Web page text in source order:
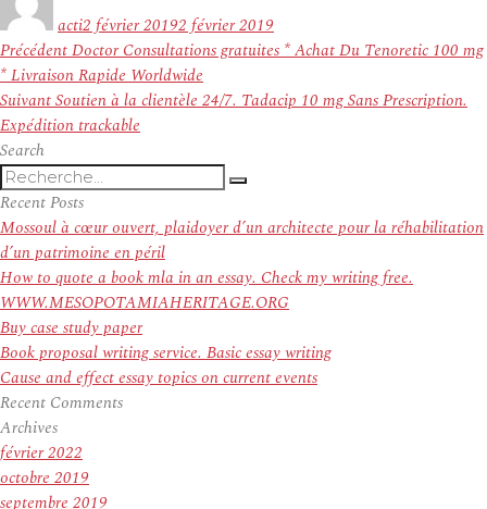
actile
2 février 20192 février 2019
Navigation
de
l’article
PrécédentArticle
précédent :
Doctor Consultations gratuites * Achat Du Tenoretic 100 mg
* Livraison Rapide Worldwide
SuivantArticle
suivant :
Soutien à la clientèle 24/7. Tadacip 10 mg Sans Prescription.
Expédition trackable
Search
Recherche
pour
:
Recherche
Recent Posts
Mossoul à cœur ouvert, plaidoyer d’un architecte pour la réhabilitation
d’un patrimoine en péril
How to quote a book mla in an essay. Check my writing free.
WWW.MESOPOTAMIAHERITAGE.ORG
Buy case study paper
Book proposal writing service. Basic essay writing
Cause and effect essay topics on current events
Recent Comments
Archives
février 2022
octobre 2019
septembre 2019